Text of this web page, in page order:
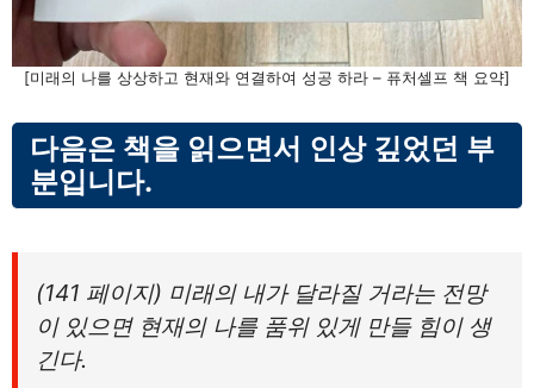
[미래의 나를 상상하고 현재와 연결하여 성공 하라 – 퓨처셀프 책 요약]
다음은 책을 읽으면서 인상 깊었던 부
분입니다.
(141 페이지) 미래의 내가 달라질 거라는 전망
이 있으면 현재의 나를 품위 있게 만들 힘이 생
긴다.